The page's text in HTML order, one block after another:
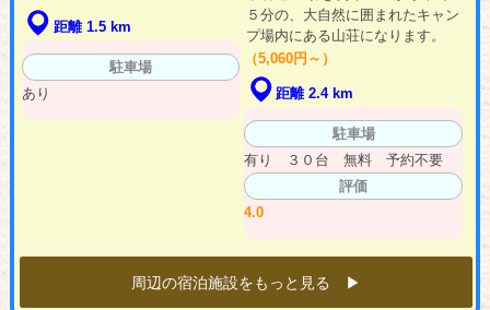
距離 1.5 km
駐車場
あり
５分の、大自然に囲まれたキャン
プ場内にある山荘になります。
（5,060円～）
距離 2.4 km
駐車場
有り ３０台 無料 予約不要
評価
4.0
周辺の宿泊施設をもっと見る ▶︎